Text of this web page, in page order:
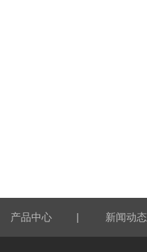
产品中心 | 新闻动态